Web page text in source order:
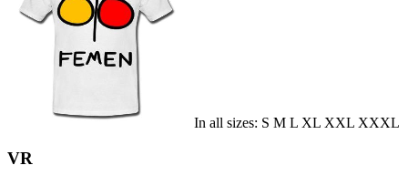
In all sizes: S M L XL XXL XXXL
VR